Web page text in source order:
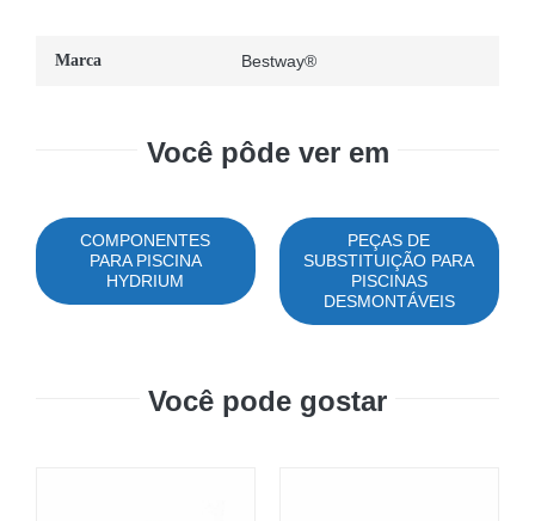
Marca Bestway®
Você pôde ver em
COMPONENTES
PARA PISCINA
HYDRIUM
PEÇAS DE
SUBSTITUIÇÃO PARA
PISCINAS
DESMONTÁVEIS
Você pode gostar